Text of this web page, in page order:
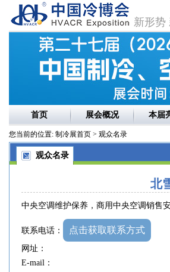
新形势
首页 展会概况 本届
您当前的位置: 制冷展首页 > 观众名录
观众名录
北
中央空调维护保养，商用中央空调销售
联系电话： 点击获取联系方式
网址：
E-mail：